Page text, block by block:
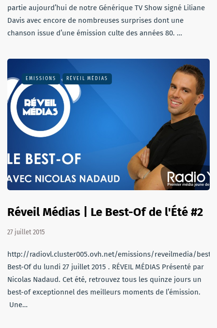
partie aujourd’hui de notre Générique TV Show signé Liliane
Davis avec encore de nombreuses surprises dont une
chanson issue d’une émission culte des années 80. …
EMISSIONS RÉVEIL MÉDIAS
Réveil Médias | Le Best-Of de l'Été #2
27 juillet 2015
http://radiovl.cluster005.ovh.net/emissions/reveilmedia/
Best-Of du lundi 27 juillet 2015 . RÉVEIL MÉDIAS Présenté par
Nicolas Nadaud. Cet été, retrouvez tous les quinze jours un
best-of exceptionnel des meilleurs moments de l’émission.
Une…